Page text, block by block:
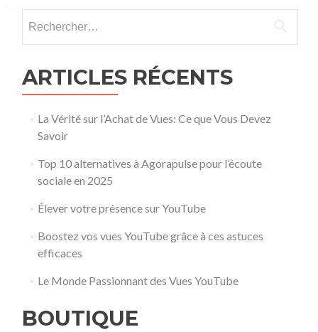
ARTICLES RÉCENTS
La Vérité sur l’Achat de Vues: Ce que Vous Devez
Savoir
Top 10 alternatives à Agorapulse pour l’écoute
sociale en 2025
Élever votre présence sur YouTube
Boostez vos vues YouTube grâce à ces astuces
efficaces
Le Monde Passionnant des Vues YouTube
BOUTIQUE